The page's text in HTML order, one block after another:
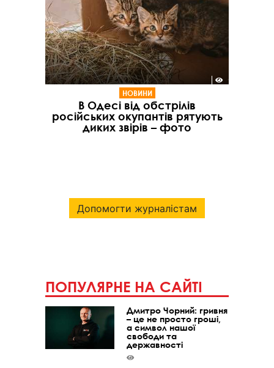
НОВИНИ
В Одесі від обстрілів
російських окупантів рятують
диких звірів – фото
Допомогти журналістам
ПОПУЛЯРНЕ НА САЙТІ
Дмитро Чорний: гривня
– це не просто гроші,
а символ нашої
свободи та
державності